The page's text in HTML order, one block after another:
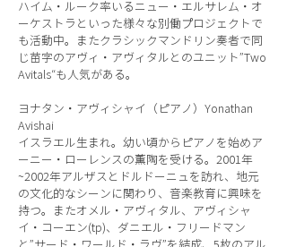
ハイム・ルーク率いるニュー・エルサレム・オ
ーケストラといった様々な別働プロジェクトで
も活動中。またクラシックマンドリン奏者で同
じ苗字のアヴィ・アヴィタルとのユニット”Two
Avitals“も人気がある。
ヨナタン・アヴィシャイ（ピアノ）Yonathan
Avishai
イスラエル生まれ。幼い頃からピアノを始めア
ーニー・ローレンスの薫陶を受ける。2001年
~2002年アルザスとドルドーニュを訪れ、地元
の文化的なシーンに関わり、音楽教育に興味を
持つ。またオメル・アヴィタル、アヴィシャ
イ・コーエン(tp)、ダニエル・フリードマン